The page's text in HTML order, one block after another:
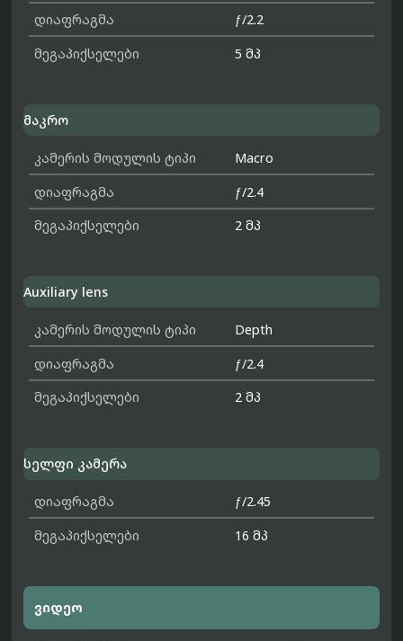
დიაფრაგმა
ƒ/2.2
მეგაპიქსელები
5 მპ
მაკრო
კამერის მოდულის ტიპი
Macro
დიაფრაგმა
ƒ/2.4
მეგაპიქსელები
2 მპ
Auxiliary lens
კამერის მოდულის ტიპი
Depth
დიაფრაგმა
ƒ/2.4
მეგაპიქსელები
2 მპ
სელფი კამერა
დიაფრაგმა
ƒ/2.45
მეგაპიქსელები
16 მპ
ვიდეო